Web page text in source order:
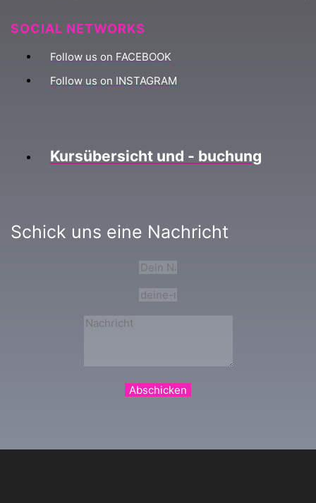
SOCIAL NETWORKS
Follow us on FACEBOOK
Follow us on INSTAGRAM
Kursübersicht und - buchung
Schick uns eine Nachricht
Abschicken